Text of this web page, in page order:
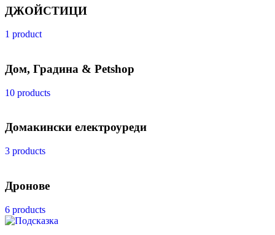
ДЖОЙСТИЦИ
1 product
Дом, Градина & Petshop
10 products
Домакински електроуреди
3 products
Дронове
6 products